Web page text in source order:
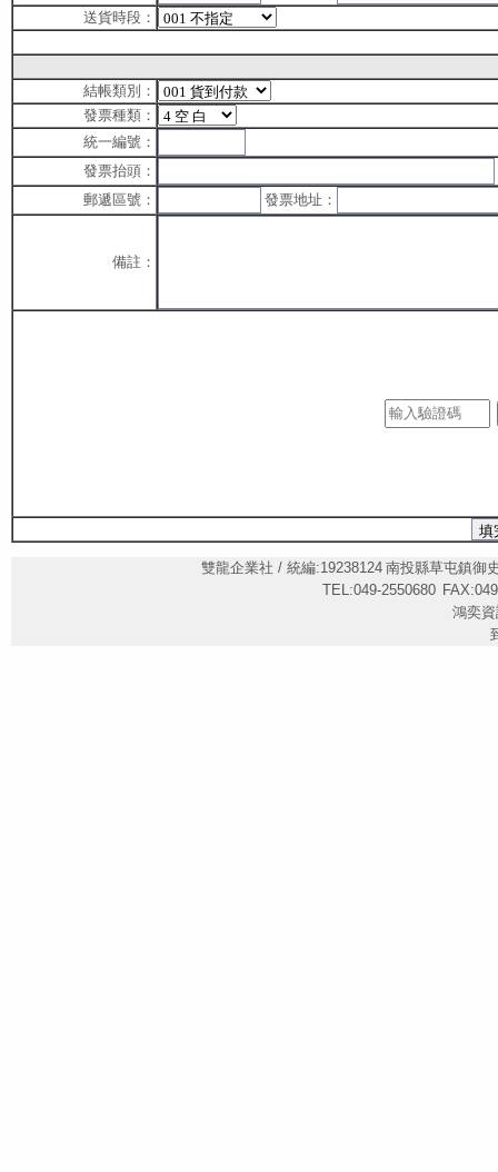
送貨時段：
結帳類別：
發票種類：
統一編號：
發票抬頭：
郵遞區號：
發票地址：
備註：
雙龍企業社 / 統編:19238124 南投縣草屯鎮御
TEL:049-2550680
鴻奕